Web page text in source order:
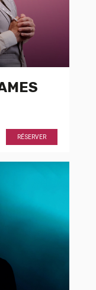
RÉSERVER